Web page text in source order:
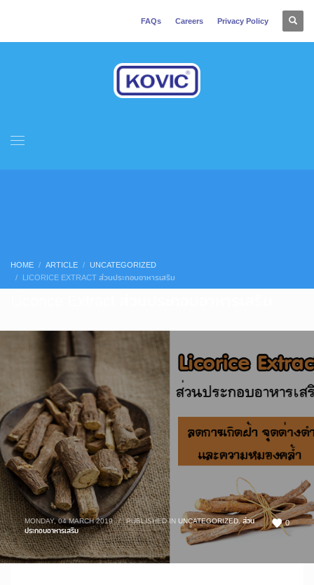
FAQs Careers Privacy Policy
HOME ARTICLE
UNCATEGORIZED
LICORICE EXTRACT ส่วนประกอบอาหารเสริม
0
MONDAY, 04 MARCH 2019 / PUBLISHED INUNCATEGORIZED,ส่วน
ประกอบอาหารเสริม